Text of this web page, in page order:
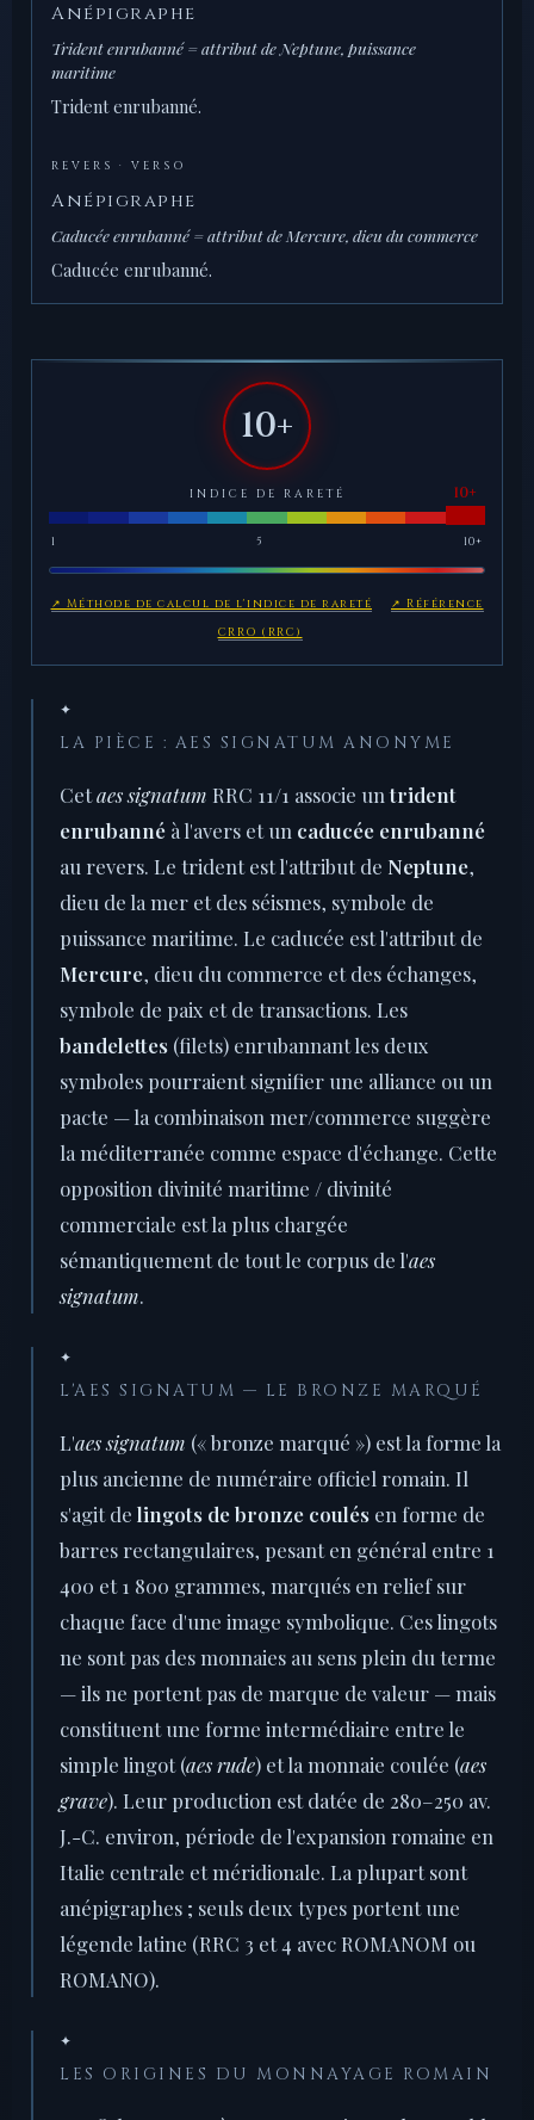
Anépigraphe
Trident enrubanné = attribut de Neptune, puissance
maritime
Trident enrubanné.
REVERS · VERSO
Anépigraphe
Caducée enrubanné = attribut de Mercure, dieu du commerce
Caducée enrubanné.
10+
INDICE DE RARETÉ
1 5 10+
↗ Méthode de calcul de l'indice de rareté
↗ Référence
CRRO (RRC)
✦
LA PIÈCE : AES SIGNATUM ANONYME
Cetaes signatum RRC 11/1 associe untrident
enrubanné à l'avers et un caducée enrubanné
au revers. Le trident est l'attribut de Neptune,
dieu de la mer et des séismes, symbole de
puissance maritime. Le caducée est l'attribut de
Mercure, dieu du commerce et des échanges,
symbole de paix et de transactions. Les
bandelettes (filets) enrubannant les deux
symboles pourraient signifier une alliance ou un
pacte — la combinaison mer/commerce suggère
la méditerranée comme espace d'échange. Cette
opposition divinité maritime / divinité
commerciale est la plus chargée
sémantiquement de tout le corpus de l'aes
signatum.
✦
L'AES SIGNATUM — LE BRONZE MARQUÉ
L'aes signatum (« bronze marqué ») est la forme la
plus ancienne de numéraire officiel romain. Il
s'agit de lingots de bronze coulés en forme de
barres rectangulaires, pesant en général entre 1
400 et 1 800 grammes, marqués en relief sur
chaque face d'une image symbolique. Ces lingots
ne sont pas des monnaies au sens plein du terme
— ils ne portent pas de marque de valeur — mais
constituent une forme intermédiaire entre le
simple lingot (aes rude) et la monnaie coulée (aes
grave). Leur production est datée de 280–250 av.
J.-C. environ, période de l'expansion romaine en
Italie centrale et méridionale. La plupart sont
anépigraphes ; seuls deux types portent une
légende latine (RRC 3 et 4 avec ROMANOM ou
ROMANO).
✦
LES ORIGINES DU MONNAYAGE ROMAIN